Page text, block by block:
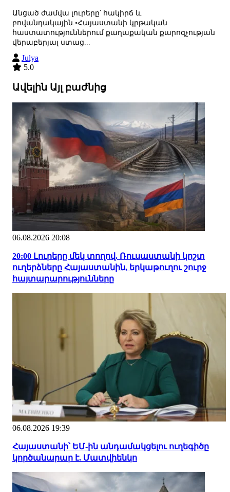
Անցած ժամվա լուրերը՝ հակիրճ և
բովանդակային.•Հայաստանի կրթական
հաստատություններում քաղաքական քարոզչության
վերաբերյալ ստաց...
Julya
5.0
Ավելին Այլ բաժնից
06.08.2026 20:08
20:00 Լուրերը մեկ տողով. Ռուսաստանի կոշտ
ուղերձները Հայաստանին, երկաթուղու շուրջ
հայտարարությունները
06.08.2026 19:39
Հայաստանի՝ ԵՄ-ին անդամակցելու ուղեգիծը
կործանարար է. Մատվիենկո